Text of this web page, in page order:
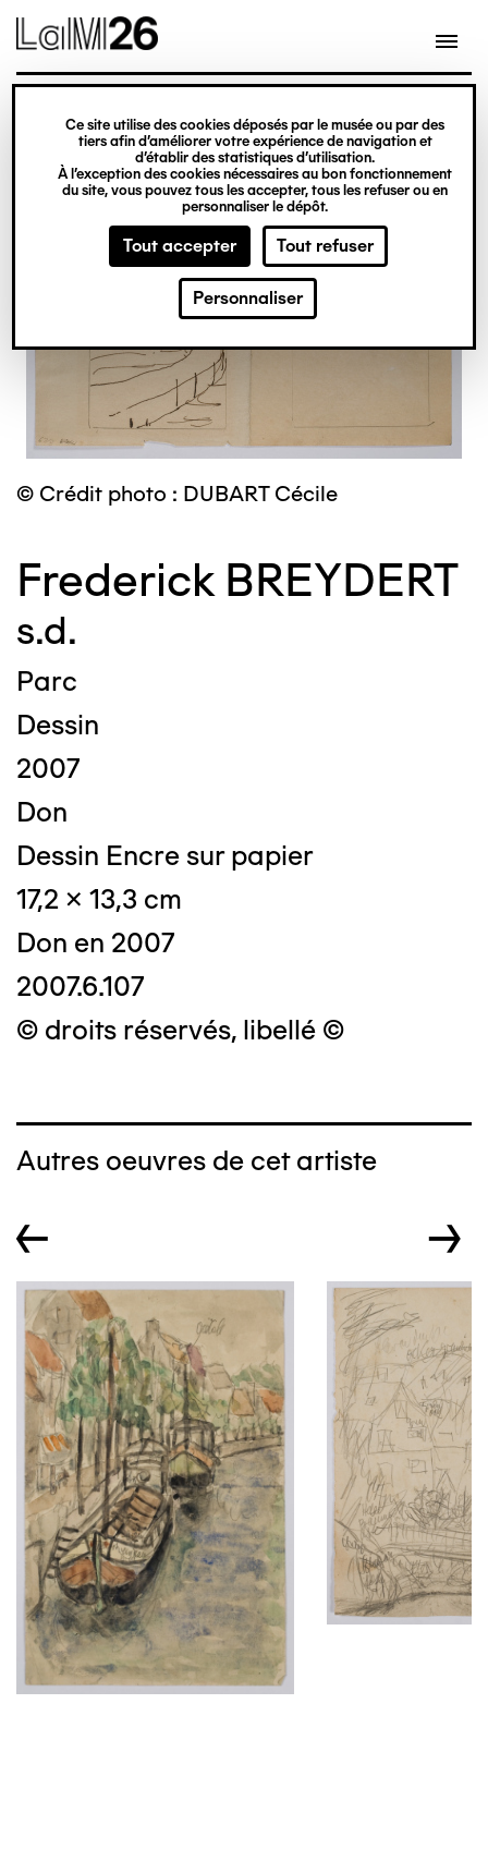
Gestion des cookies
Ce site utilise des cookies déposés par le musée ou par des
tiers afin d’améliorer votre expérience de navigation et
d’établir des statistiques d’utilisation.
À l’exception des cookies nécessaires au bon fonctionnement
du site, vous pouvez tous les accepter, tous les refuser ou en
personnaliser le dépôt.
Tout accepter Tout refuser
Personnaliser
contenu
© Crédit photo : DUBART Cécile
Frederick BREYDERT
s.d.
Parc
Dessin
2007
Don
Dessin Encre sur papier
17,2 x 13,3 cm
Don en 2007
2007.6.107
© droits réservés, libellé ©
Autres oeuvres de cet artiste
← →